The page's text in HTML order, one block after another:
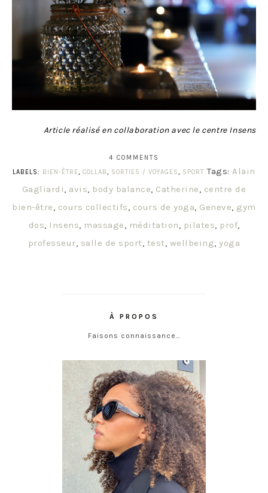
Article réalisé en collaboration avec le centre Insens
4 COMMENTS
LABELS:
BIEN-ÊTRE,COLLAB, SORTIES / VOYAGES, SPORT Tags:Alain
Gagliardi, avis, body balance, Catherine, centre de
bien-être, cours collectifs, cours de yoga, Geneve, gym
dos, Insens, massage, méditation, pilates, prof,
professeur, salle de sport, test, wellbeing,yoga
À PROPOS
Faisons connaissance…